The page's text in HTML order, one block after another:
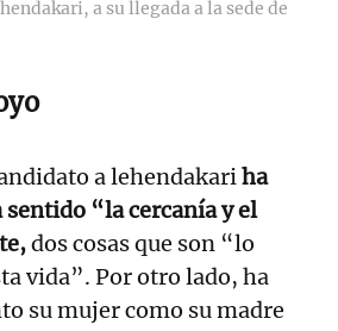
a su llegada a la sede de
a lehendakariha
sentido “la cercanía y el
dos cosas que son “lo
vida”. Por otro lado, ha
su mujer como su madre